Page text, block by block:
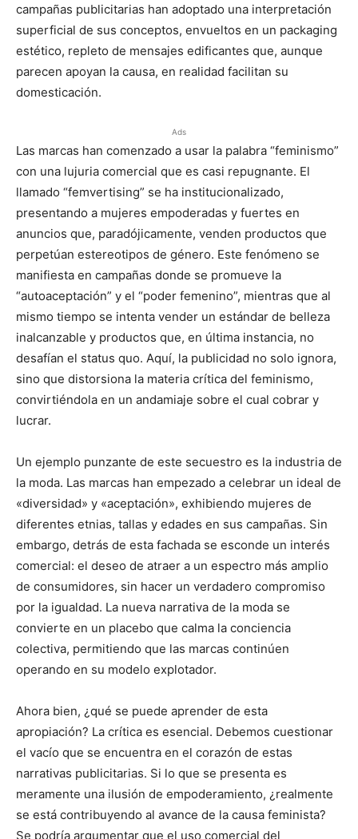
campañas publicitarias han adoptado una interpretación
superficial de sus conceptos, envueltos en un packaging
estético, repleto de mensajes edificantes que, aunque
parecen apoyan la causa, en realidad facilitan su
domesticación.
Ads
Las marcas han comenzado a usar la palabra “feminismo”
con una lujuria comercial que es casi repugnante. El
llamado “femvertising” se ha institucionalizado,
presentando a mujeres empoderadas y fuertes en
anuncios que, paradójicamente, venden productos que
perpetúan estereotipos de género. Este fenómeno se
manifiesta en campañas donde se promueve la
“autoaceptación” y el “poder femenino”, mientras que al
mismo tiempo se intenta vender un estándar de belleza
inalcanzable y productos que, en última instancia, no
desafían el status quo. Aquí, la publicidad no solo ignora,
sino que distorsiona la materia crítica del feminismo,
convirtiéndola en un andamiaje sobre el cual cobrar y
lucrar.
Un ejemplo punzante de este secuestro es la industria de
la moda. Las marcas han empezado a celebrar un ideal de
«diversidad» y «aceptación», exhibiendo mujeres de
diferentes etnias, tallas y edades en sus campañas. Sin
embargo, detrás de esta fachada se esconde un interés
comercial: el deseo de atraer a un espectro más amplio
de consumidores, sin hacer un verdadero compromiso
por la igualdad. La nueva narrativa de la moda se
convierte en un placebo que calma la conciencia
colectiva, permitiendo que las marcas continúen
operando en su modelo explotador.
Ahora bien, ¿qué se puede aprender de esta
apropiación? La crítica es esencial. Debemos cuestionar
el vacío que se encuentra en el corazón de estas
narrativas publicitarias. Si lo que se presenta es
meramente una ilusión de empoderamiento, ¿realmente
se está contribuyendo al avance de la causa feminista?
Se podría argumentar que el uso comercial del